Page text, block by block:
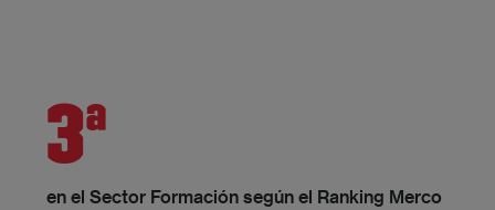
3ª
en el Sector Formación según el Ranking Merco